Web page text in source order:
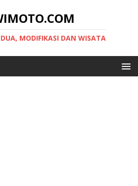
MODIFIKASI DAN WISATA